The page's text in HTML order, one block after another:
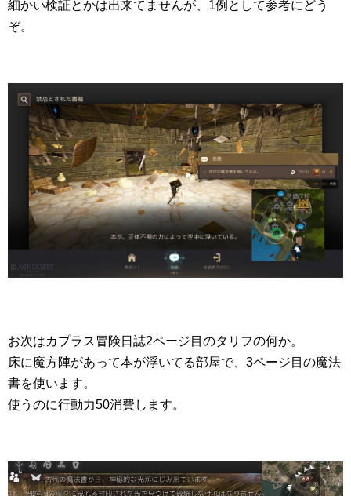
細かい検証とかは出来てませんが、1例として参考にどう
ぞ。
お次はカプラス冒険日誌2ページ目のタリフの何か。
床に魔方陣があって本が浮いてる部屋で、3ページ目の魔法
書を使います。
使うのに行動力50消費します。